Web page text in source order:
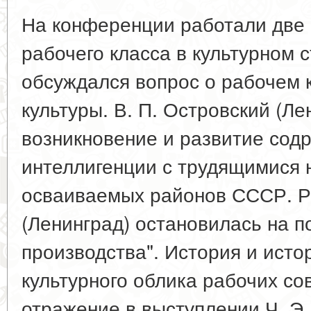
На конференции работали
рабочего класса в культурном
обсуждался вопрос о рабочем
культуры. В. П. Островский
возникновение и развитие
интеллигенции с трудящимися
осваиваемых районов СССР.
(Ленинград) остановилась на
производства". История и
культурного облика рабочих